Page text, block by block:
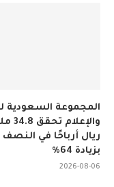
المجموعة السعودية
ريال أرباحًا في النصف
بزيادة 64%
2026-08-06